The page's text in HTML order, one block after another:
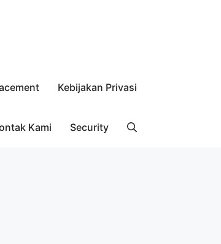
Kebijakan Privasi
Kami Security